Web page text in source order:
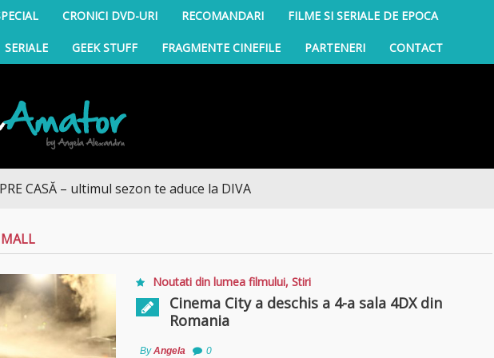
CRONICI DVD-URI RECOMANDARI FILME SI SERIALE DE EPOCA
SERIALE GEEK STUFF FRAGMENTE CINEFILE PARTENERI CONTACT
– ultimul sezon te aduce la DIVA
Noutati din lumea filmului, Stiri
Cinema City a deschis a 4-a sala 4DX din
Romania
ByAngela 0